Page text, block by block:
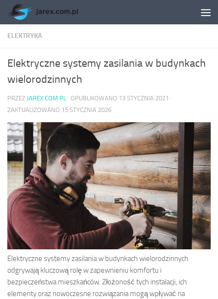
Skip to content
ELEKTRYKA
Elektryczne systemy zasilania w budynkach
wielorodzinnych
PRZEZ JAREX.COM.PL · OPUBLIKOWANO 13 STYCZNIA 2021 ·
ZAKTUALIZOWANO 15 STYCZNIA 2026
Elektryczne systemy zasilania w budynkach wielorodzinnych
odgrywają kluczową rolę w zapewnieniu komfortu i
bezpieczeństwa mieszkańców. Złożoność tych instalacji, ich
elementy oraz nowoczesne rozwiązania mogą wpływać na